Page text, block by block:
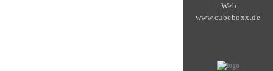
| Web:
www.cubeboxx.de